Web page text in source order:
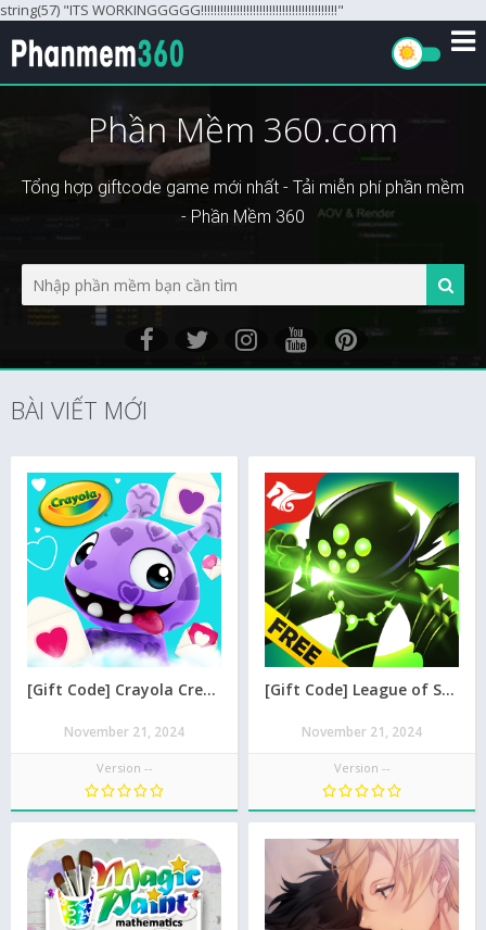
string(57) "ITS WORKINGGGGG!!!!!!!!!!!!!!!!!!!!!!!!!!!!!!!!!!!!!!!!!!"
Phần Mềm 360.com
Tổng hợp giftcode game mới nhất - Tải miễn phí phần mềm
- Phần Mềm 360
BÀI VIẾT MỚI
[Gift Code] Crayola Create & Play mới nhất 08/2026
November 21, 2024
Version --
[Gift Code] League of Stickman Free- Shado mới nhất 08/2026
November 21, 2024
Version --